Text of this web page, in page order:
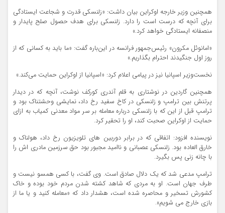
همچنین وزیر خارجه اوکراین بیان داشت: «زلنسکی قدرت و شجاعت ایستادگی
برای آنچه که درست است را دارد. زلنسکی برای هدف حصول صلح پایدار و
منصفانه ایستادگی خواهد کرد.»
«امانوئل مکرون» رئیس‌جمهور فرانسه در این‌باره گفت: «ما باید به کسانی که از
روز اول جنگیدند احترام بگذاریم.»
نخست‌وزیر اسپانیا نیز در پیامی اعلام کرد: «اسپانیا از اوکراین حمایت می‌کند.»
همچنین گاردین در نوشتاری به قلم آندری کورکف نوشت، آنچه که در دیدار
پرتنش بین ترامپ و زلنسکی در کاخ سفید رخ داد، نمایشی وحشتناک بود و
ترامپ قبل از این که با زلنسکی درباره معامله بر سر مواد معدنی کمیاب به ازای
حمایت از اوکراین صحبت کند، او را تحقیر کرد.
نویسنده افزود: اتفاقی که در برابر دوربین های تلویزیون رخ داد، هولناک و
خارق العاده بود. زلنسکی عصبانی و ناامید مجبور بود حق سرزمین مادری اش را
با چانه زنی پس بگیرد.
ترامپ مدعی شد که یک دلال صادق است. وی گفت، با کسی همسو نیست و
طرف جهان است. او به مردی که شاهد کشته شدن مردم خود بوده و خاک
کشورش تسخیر و محاصره شده است، هشدار داد که «معامله کنید و یا ما از
بازی خارج می شویم».